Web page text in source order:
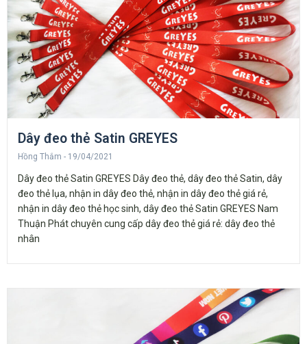
Dây đeo thẻ Satin GREYES
Hồng Thắm 19/04/2021
Dây đeo thẻ Satin GREYES Dây đeo thẻ, dây đeo thẻ Satin, dây
đeo thẻ lụa, nhận in dây đeo thẻ, nhận in dây đeo thẻ giá rẻ,
nhận in dây đeo thẻ học sinh, dây đeo thẻ Satin GREYES Nam
Thuận Phát chuyên cung cấp dây đeo thẻ giá rẻ: dây đeo thẻ
nhân